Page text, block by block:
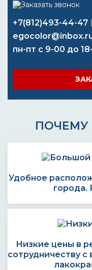
+7(812)493-44-47
пн-пт с 9-00 до
ПОЧЕМУ
Удобное
города.
Низкие цены в
сотрудничеству